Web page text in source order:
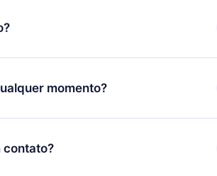
mensal para anual, após confirmar a
será aplicado e cobrado após o
acesso a toda nossa biblioteca de
e português) que você pode ler ou
aplicativo disponível para iOS, Android e
momento?
do 12min, você pode cancelar a
não ocorrerá.
contato?